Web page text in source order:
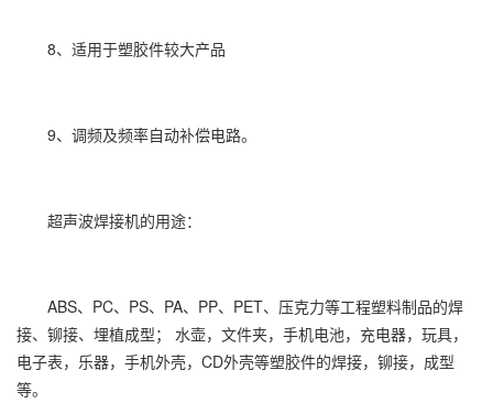
8、适用于塑胶件较大产品
9、调频及频率自动补偿电路。
超声波焊接机的用途：
ABS、PC、PS、PA、PP、PET、压克力等工程塑料制品的焊
接、铆接、埋植成型； 水壶，文件夹，手机电池，充电器，玩具，
电子表，乐器，手机外壳，CD外壳等塑胶件的焊接，铆接，成型
等。